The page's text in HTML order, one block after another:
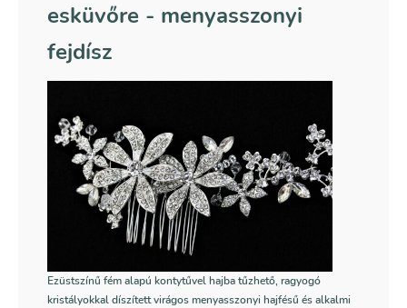
esküvőre - menyasszonyi
fejdísz
Ezüstszínű fém alapú kontytűvel hajba tűzhető, ragyogó
kristályokkal díszített virágos menyasszonyi hajfésű és alkalmi